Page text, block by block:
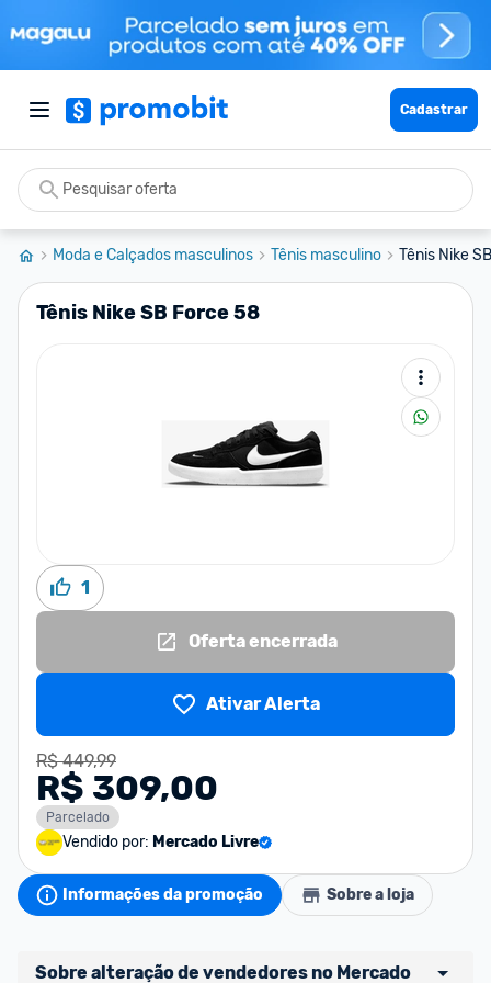
Cadastrar
Moda e Calçados masculinos Tênis masculino Tênis Nike
Tênis Nike SB Force 58
1
Oferta encerrada
Ativar Alerta
R$ 449,99
R$ 309,00
Parcelado
Vendido por: Mercado Livre
Informações da promoção Sobre a loja
Sobre alteração de vendedores no Mercado